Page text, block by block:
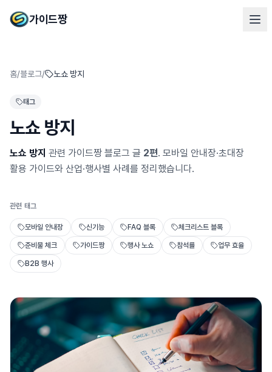
가이드짱
홈/블로그/ 노쇼 방지
태그
노쇼 방지
노쇼 방지 관련 가이드짱 블로그 글 2편. 모바일 안내장·초대장
활용 가이드와 산업·행사별 사례를 정리했습니다.
관련 태그
모바일 안내장 신기능 FAQ 블록 체크리스트 블록
준비물 체크 가이드짱 행사 노쇼 참석률 업무 효율
B2B 행사